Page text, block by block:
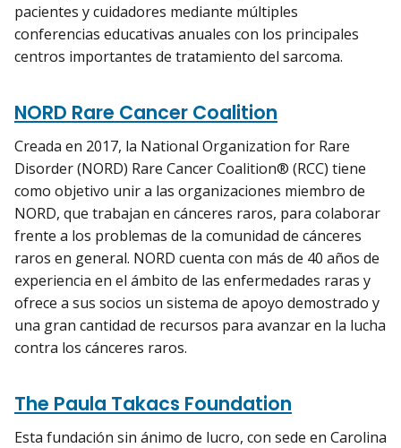
pacientes y cuidadores mediante múltiples
conferencias educativas anuales con los principales
centros importantes de tratamiento del sarcoma.
NORD Rare Cancer Coalition
Creada en 2017, la National Organization for Rare
Disorder (NORD) Rare Cancer Coalition® (RCC) tiene
como objetivo unir a las organizaciones miembro de
NORD, que trabajan en cánceres raros, para colaborar
frente a los problemas de la comunidad de cánceres
raros en general. NORD cuenta con más de 40 años de
experiencia en el ámbito de las enfermedades raras y
ofrece a sus socios un sistema de apoyo demostrado y
una gran cantidad de recursos para avanzar en la lucha
contra los cánceres raros.
The Paula Takacs Foundation
Esta fundación sin ánimo de lucro, con sede en Carolina